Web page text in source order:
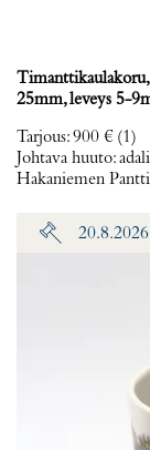
Timanttikaulakoru,
25mm, leveys 5-
Tarjous:900 € (1)
Johtava huuto:
Hakaniemen Pantti